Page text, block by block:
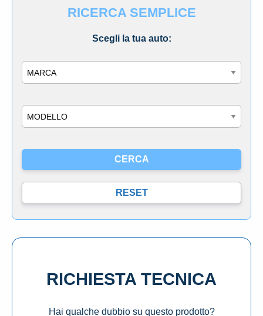
RICERCA SEMPLICE
Scegli la tua auto:
RICHIESTA TECNICA
Hai qualche dubbio su questo prodotto?